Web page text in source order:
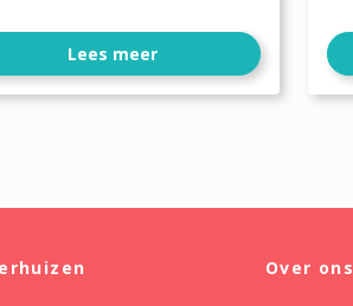
Lees meer
Over ons